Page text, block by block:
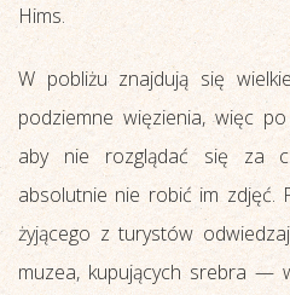
Hims.
W pobliżu znajdują się
podziemne więzienia, więc
aby nie rozglądać się za
absolutnie nie robić im zdjęć.
żyjącego z turystów
muzea, kupujących srebra —